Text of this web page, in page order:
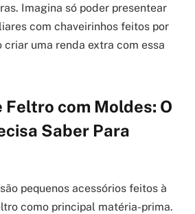
Imagina só poder presentear
com chaveirinhos feitos por
criar uma renda extra com essa
Feltro com Moldes: O
Saber Para
pequenos acessórios feitos à
como principal matéria-prima.